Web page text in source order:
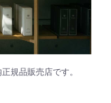
規品販売店です。